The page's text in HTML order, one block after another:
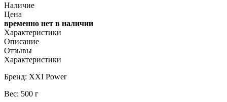
Наличие
Цена
временно нет в наличии
Характеристики
Описание
Отзывы
Характеристики
Бренд: XXI Power
Вес: 500 г